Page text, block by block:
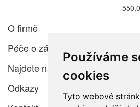
Používáme
cookies
Tyto webové
O firmě
Péče o zákazníka
Najdete nás
Odkazy